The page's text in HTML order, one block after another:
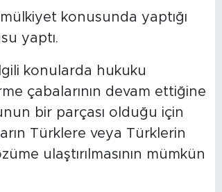
konusunda yaptığı
yaptı.
konularda hukuku
çabalarının devam ettiğine
bir parçası olduğu için
Türklere veya Türklerin
ulaştırılmasının mümkün